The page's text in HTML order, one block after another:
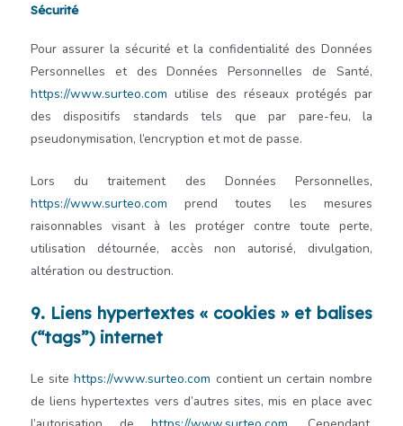
Sécurité
Pour assurer la sécurité et la confidentialité des Données
Personnelles et des Données Personnelles de Santé,
https://www.surteo.com utilise des réseaux protégés par
des dispositifs standards tels que par pare-feu, la
pseudonymisation, l’encryption et mot de passe.
Lors du traitement des Données Personnelles,
https://www.surteo.com prend toutes les mesures
raisonnables visant à les protéger contre toute perte,
utilisation détournée, accès non autorisé, divulgation,
altération ou destruction.
9. Liens hypertextes « cookies » et balises
(“tags”) internet
Le sitehttps://www.surteo.com contient un certain nombre
de liens hypertextes vers d’autres sites, mis en place avec